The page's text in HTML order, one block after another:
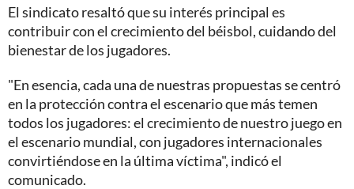
El sindicato resaltó que su interés principal es
contribuir con el crecimiento del béisbol, cuidando del
bienestar de los jugadores.
"En esencia, cada una de nuestras propuestas se centró
en la protección contra el escenario que más temen
todos los jugadores: el crecimiento de nuestro juego en
el escenario mundial, con jugadores internacionales
convirtiéndose en la última víctima", indicó el
comunicado.